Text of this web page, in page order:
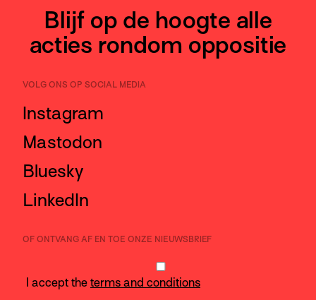
Blijf op de hoogte alle
acties rondom oppositie
VOLG ONS OP SOCIAL MEDIA
Instagram
Mastodon
Bluesky
LinkedIn
OF ONTVANG AF EN TOE ONZE NIEUWSBRIEF
I accept the terms and conditions